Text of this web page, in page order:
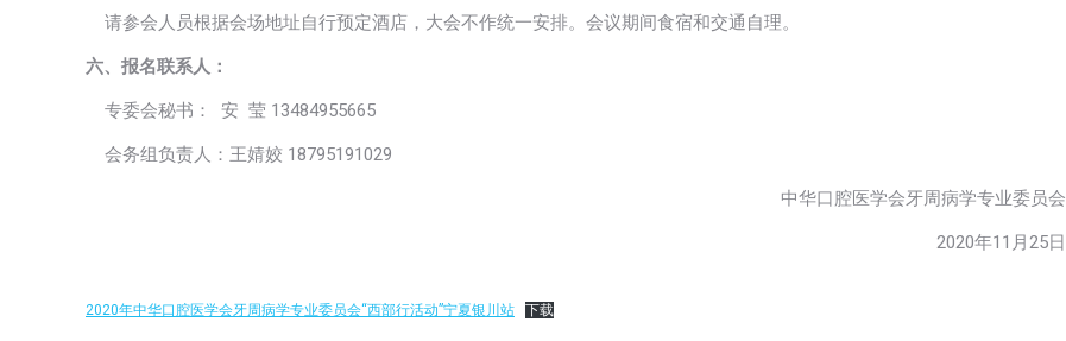
请参会人员根据会场地址自行预定酒店，大会不作统一安排。会议期间食宿和交通自理。
六、报名联系人：
专委会秘书： 安 莹 13484955665
会务组负责人：王婧姣 18795191029
中华口腔医学会牙周病学专业委员会
2020年11月25日
2020年中华口腔医学会牙周病学专业委员会“西部行活动”宁夏银川站 下载